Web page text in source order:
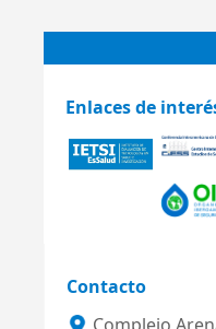
Enlaces de
Contacto